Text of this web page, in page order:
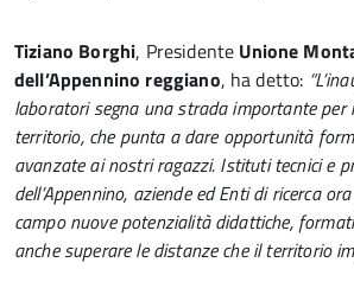
Tiziano Borghi, Presidente Unione
dell’Appennino reggiano, ha detto:
laboratori segna una strada importante
territorio, che punta a dare opportunità
avanzate ai nostri ragazzi. Istituti tecnici e
dell’Appennino, aziende ed Enti di ricerca
campo nuove potenzialità didattiche,
anche superare le distanze che il territorio